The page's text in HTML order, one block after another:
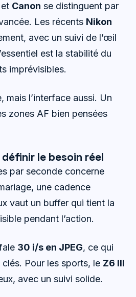
et Canon se distinguent par
Les récents Nikon
avec un suivi de l’œil
est la stabilité du
imprévisibles.
mais l’interface aussi. Un
zones AF bien pensées
le besoin réel
par seconde concerne
une cadence
vaut un buffer qui tient la
pendant l’action.
30 i/s en JPEG, ce qui
Pour les sports, le Z6 III
avec un suivi solide.